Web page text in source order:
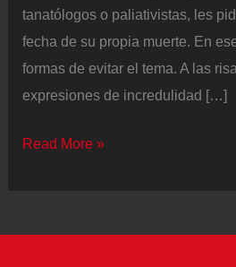
tanatólogos o paliativistas, les
fecha de su propia muerte. En
formas de evitar el tema. A las
expresiones de incredulidad […]
José
Read More »